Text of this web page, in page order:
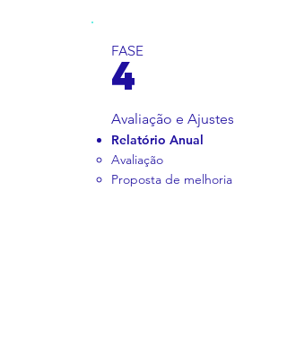
FASE
4
Avaliação e Ajustes
Relatório Anual
Avaliação
Proposta de melhoria